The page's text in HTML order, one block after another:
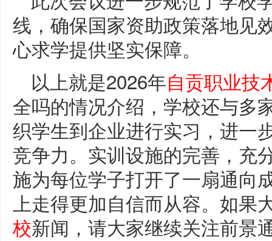
线，确保国家资助政策落地见
心求学提供坚实保障。
以上就是2026年自贡职业技
全吗的情况介绍，学校还与多
织学生到企业进行实习，进一
竞争力。实训设施的完善，充
施为每位学子打开了一扇通向
上走得更加自信而从容。如果
校新闻，请大家继续关注前景